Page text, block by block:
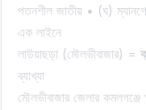
পতনশীল জাতীয় • (ঘ)
এক লাইনে
লাউয়াছড়া (মৌলভীবাজার) =
ব্যাখ্যা
মৌলভীবাজার জেলার